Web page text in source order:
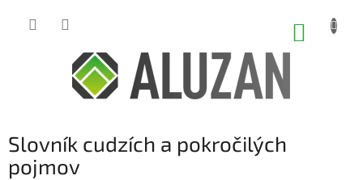
Slovník cudzích a pokročilých
pojmov